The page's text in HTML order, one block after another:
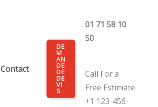
Contact
DE
M
AN
DE
DE
DE
VI
S
01 71 58 10
50
Call For a
Free Estimate
+1 123-456-